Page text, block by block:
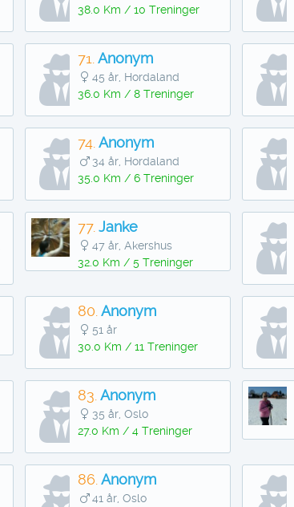
38.0 Km / 10 Treninger
71. Anonym
45 år, Hordaland
36.0 Km / 8 Treninger
74. Anonym
34 år, Hordaland
35.0 Km / 6 Treninger
77. Janke
47 år, Akershus
32.0 Km / 5 Treninger
80. Anonym
51 år
30.0 Km / 11 Treninger
83. Anonym
35 år, Oslo
27.0 Km / 4 Treninger
86. Anonym
41 år, Oslo